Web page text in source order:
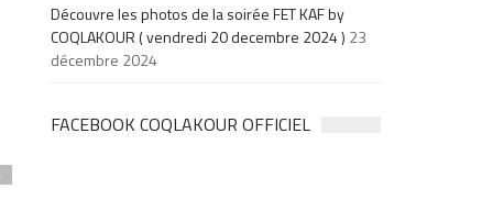
Découvre les photos de la soirée FET KAF by
COQLAKOUR ( vendredi 20 decembre 2024 ) 23
décembre 2024
FACEBOOK COQLAKOUR OFFICIEL